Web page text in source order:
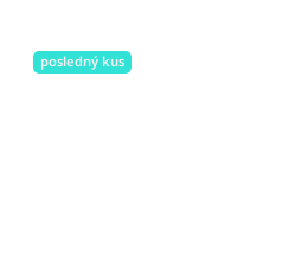
posledný kus